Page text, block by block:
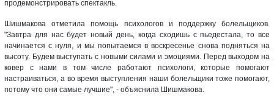
продемонстрировать спектакль.
Шишмакова отметила помощь психологов и поддержку болельщиков.
"Завтра для нас будет новый день, когда сходишь с пьедестала, то все
начинается с нуля, и мы попытаемся в воскресенье снова подняться на
высоту. Будем выступать с новыми силами и эмоциями. Перед выходом на
ковер с нами в том числе работают психологи, которые помогают
настраиваться, а во время выступления наши болельщики тоже помогают,
потому что они самые лучшие", - объяснила Шишмакова.